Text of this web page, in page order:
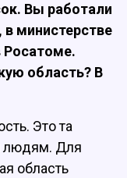
Вы работали
министерстве
Росатоме.
область? В
Это та
людям. Для
область